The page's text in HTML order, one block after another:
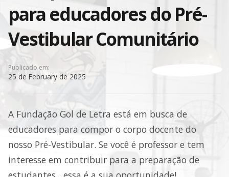
para educadores do Pré-
Vestibular Comunitário
Publicado em:
25 de February de 2025
A Fundação Gol de Letra está em busca de
educadores para compor o corpo docente do
nosso Pré-Vestibular. Se você é professor e tem
interesse em contribuir para a preparação de